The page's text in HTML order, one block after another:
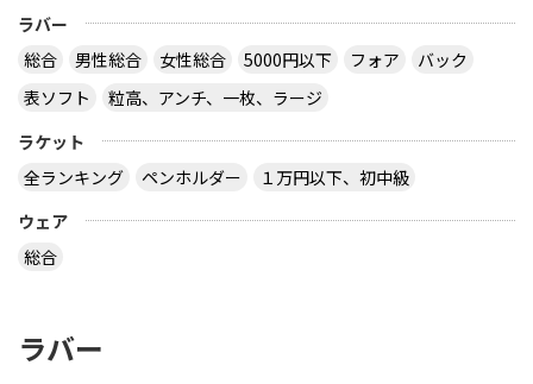
ラバー
総合
男性総合 女性総合 5000円以下 フォア
バック
表ソフト
粒高、アンチ、一枚、ラージ
ラケット
全ランキング
ペンホルダー
１万円以下、初中級
ウェア
総合
ラバー